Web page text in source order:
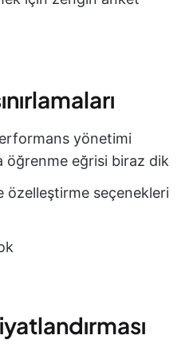
yönetimi
öğrenme eğrisi biraz dik
özelleştirme seçenekleri